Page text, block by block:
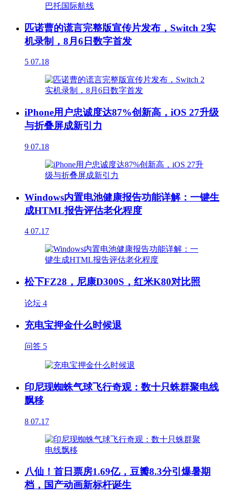
匹诺曹的谎言完整版宣传片发布，Switch 2实
机录制，8月6日数字首发
5 07.18
iPhone用户忠诚度达87%创新高，iOS 27升级
与折叠屏成新引力
9 07.18
Windows内置电池健康报告功能详解：一键生
成HTML报告评估老化程度
4 07.17
松下FZ28，尼康D300S，红米K80对比照
论坛 4
充电宝押金什么时候退
问答 5
印尼现蜘蛛气球飞行奇观：数十只蛛群聚电线
飘移
8 07.17
八仙！首日票房1.69亿，豆瓣8.3分引爆暑期
档，国产动画新标杆诞生